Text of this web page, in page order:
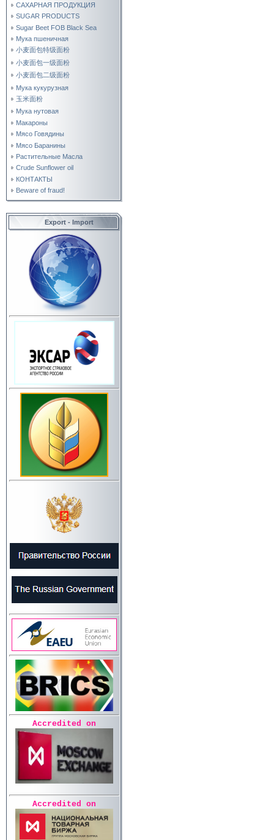
САХАРНАЯ ПРОДУКЦИЯ
SUGAR PRODUCTS
Sugar Beet FOB Black Sea
Мука пшеничная
小麦面包特级面粉
小麦面包一级面粉
小麦面包二级面粉
Мука кукурузная
玉米面粉
Мука нутовая
Макароны
Мясо Говядины
Мясо Баранины
Растительные Масла
Crude Sunflower oil
КОНТАКТЫ
Beware of fraud!
Export - Import
Accredited on
Accredited on